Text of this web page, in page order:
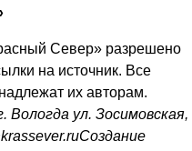
даты
готовят общественных
болезней
по «Телефону здоровья»
Север» разрешено
на источник. Все
их авторам.
Вологда ул. Зосимовская,
Создание